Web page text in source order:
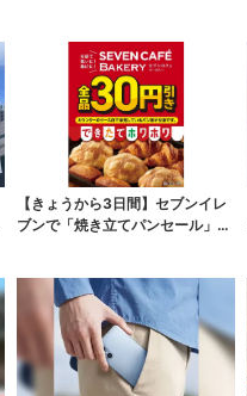
【きょうから3日間】セブンイレ
ブンで「焼き立てパンセール」、